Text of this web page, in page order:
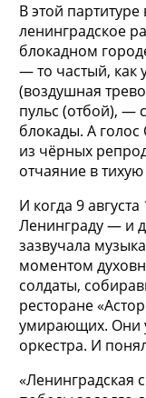
В этой
ленинградское
блокадном
— то частый, как
(воздушная
пульс (отбой), —
блокады. А
из чёрных
отчаяние в
И когда 9
Ленинграду — и
зазвучала
моментом
солдаты,
ресторане
умирающих. Они
оркестра. И
«Ленинградская